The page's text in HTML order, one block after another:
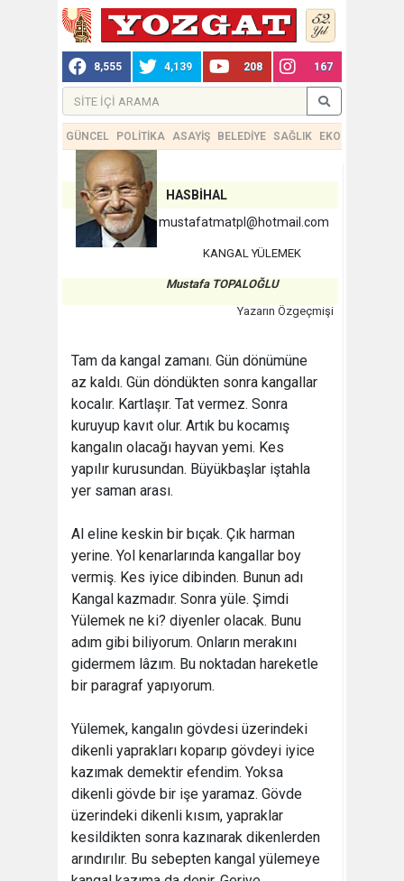
8,555 4,139 208 167
GÜNCEL POLİTİKA ASAYİŞ BELEDİYE SAĞLIK EKONOMİ
HASBİHAL
mustafatmatpl@hotmail.com
KANGAL YÜLEMEK
Mustafa TOPALOĞLU
Yazarın Özgeçmişi
Tam da kangal zamanı. Gün dönümüne
az kaldı. Gün döndükten sonra kangallar
kocalır. Kartlaşır. Tat vermez. Sonra
kuruyup kavıt olur. Artık bu kocamış
kangalın olacağı hayvan yemi. Kes
yapılır kurusundan. Büyükbaşlar iştahla
yer saman arası.
Al eline keskin bir bıçak. Çık harman
yerine. Yol kenarlarında kangallar boy
vermiş. Kes iyice dibinden. Bunun adı
Kangal kazmadır. Sonra yüle. Şimdi
Yülemek ne ki? diyenler olacak. Bunu
adım gibi biliyorum. Onların merakını
gidermem lâzım. Bu noktadan hareketle
bir paragraf yapıyorum.
Yülemek, kangalın gövdesi üzerindeki
dikenli yaprakları koparıp gövdeyi iyice
kazımak demektir efendim. Yoksa
dikenli gövde bir işe yaramaz. Gövde
üzerindeki dikenli kısım, yapraklar
kesildikten sonra kazınarak dikenlerden
arındırılır. Bu sebepten kangal yülemeye